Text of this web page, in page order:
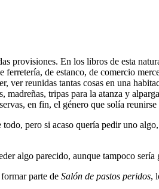
provisiones. En los libros de esta
ferretería, de estanco, de comercio
ver reunidas tantas cosas en una
madreñas, tripas para la atanza y
en fin, el género que solía
pero si acaso quería pedir uno
algo parecido, aunque tampoco
parte deSalón depastos peridos,